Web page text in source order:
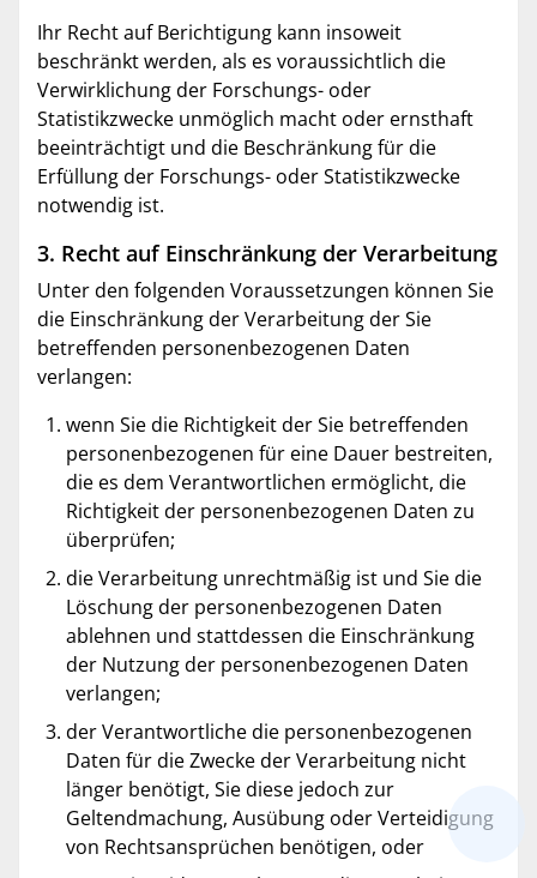
Ihr Recht auf Berichtigung kann insoweit
beschränkt werden, als es voraussichtlich die
Verwirklichung der Forschungs- oder
Statistikzwecke unmöglich macht oder ernsthaft
beeinträchtigt und die Beschränkung für die
Erfüllung der Forschungs- oder Statistikzwecke
notwendig ist.
3. Recht auf Einschränkung der Verarbeitung
Unter den folgenden Voraussetzungen können Sie
die Einschränkung der Verarbeitung der Sie
betreffenden personenbezogenen Daten
verlangen:
wenn Sie die Richtigkeit der Sie betreffenden
personenbezogenen für eine Dauer bestreiten,
die es dem Verantwortlichen ermöglicht, die
Richtigkeit der personenbezogenen Daten zu
überprüfen;
die Verarbeitung unrechtmäßig ist und Sie die
Löschung der personenbezogenen Daten
ablehnen und stattdessen die Einschränkung
der Nutzung der personenbezogenen Daten
verlangen;
der Verantwortliche die personenbezogenen
Daten für die Zwecke der Verarbeitung nicht
länger benötigt, Sie diese jedoch zur
Geltendmachung, Ausübung oder Verteidigung
von Rechtsansprüchen benötigen, oder